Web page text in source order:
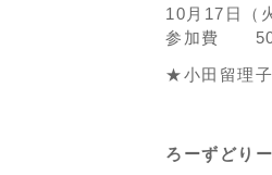
10月17日（
参加費
★小田留
ろーずどり